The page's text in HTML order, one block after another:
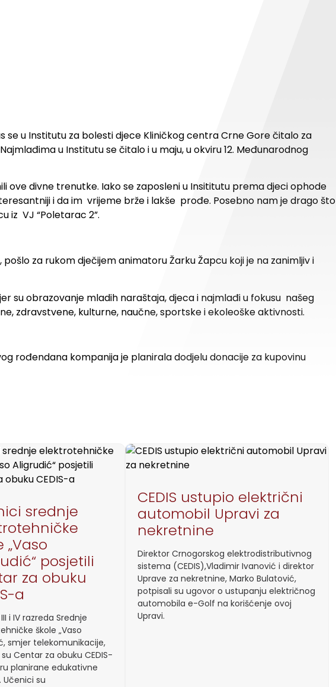
se u Institutu za bolesti djece Kliničkog centra Crne Gore čitalo za
u Institutu se čitalo i u maju, u okviru 12. Međunarodnog
ove divne trenutke. Iako se zaposleni u Insititutu prema djeci ophode
i da im vrijeme brže i lakše prođe. Posebno nam je drago što
iz VJ “Poletarac 2”.
za rukom dječijem animatoru Žarku Žapcu koji je na zanimljiv i
su obrazovanje mladih naraštaja, djeca i najmlađi u fokusu našeg
zdravstvene, kulturne, naučne, sportske i ekoleoške aktivnosti.
rođendana kompanija je planirala dodjelu donacije za kupovinu
srednje
„Vaso
posjetili
za obuku
a
i IV razreda Srednje
škole „Vaso
smjer telekomunikacije,
Centar za obuku CEDIS-
planirane edukativne
Učenici su
CEDIS ustupio električni
automobil Upravi za
nekretnine
Direktor Crnogorskog elektrodistributivnog
sistema (CEDIS),Vladimir Ivanović i direktor
Uprave za nekretnine, Marko Bulatović,
potpisali su ugovor o ustupanju električnog
automobila e-Golf na korišćenje ovoj
Upravi.